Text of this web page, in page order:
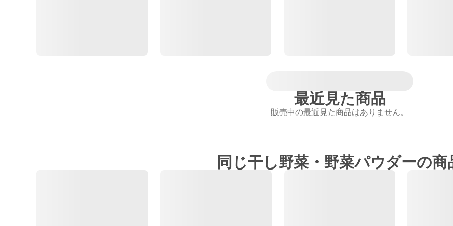
最近見た商品
販売中の最近見た商品はありません。
同じ干し野菜・野菜パウダーの商